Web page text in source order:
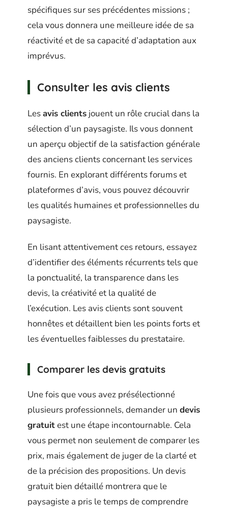
spécifiques sur ses précédentes missions ;
cela vous donnera une meilleure idée de sa
réactivité et de sa capacité d’adaptation aux
imprévus.
Consulter les avis clients
Lesavis clients jouent un rôle crucial dans la
sélection d’un paysagiste. Ils vous donnent
un aperçu objectif de la satisfaction générale
des anciens clients concernant les services
fournis. En explorant différents forums et
plateformes d’avis, vous pouvez découvrir
les qualités humaines et professionnelles du
paysagiste.
En lisant attentivement ces retours, essayez
d’identifier des éléments récurrents tels que
la ponctualité, la transparence dans les
devis, la créativité et la qualité de
l’exécution. Les avis clients sont souvent
honnêtes et détaillent bien les points forts et
les éventuelles faiblesses du prestataire.
Comparer les devis gratuits
Une fois que vous avez présélectionné
plusieurs professionnels, demander un devis
gratuitest une étape incontournable. Cela
vous permet non seulement de comparer les
prix, mais également de juger de la clarté et
de la précision des propositions. Un devis
gratuit bien détaillé montrera que le
paysagiste a pris le temps de comprendre